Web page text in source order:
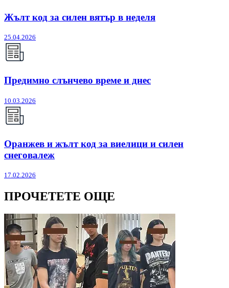
Жълт код за силен вятър в неделя
25.04.2026
Предимно слънчево време и днес
10.03.2026
Оранжев и жълт код за виелици и силен
снеговалеж
17.02.2026
ПРОЧЕТЕТЕ ОЩЕ